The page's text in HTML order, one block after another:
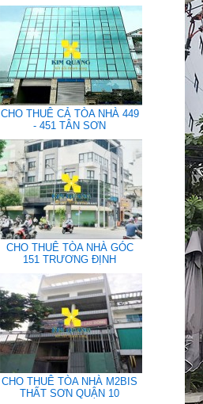
CHO THUÊ CẢ TÒA NHÀ 449
- 451 TÂN SƠN
CHO THUÊ TÒA NHÀ GÓC
151 TRƯƠNG ĐỊNH
CHO THUÊ TÒA NHÀ M2BIS
THẤT SƠN QUẬN 10